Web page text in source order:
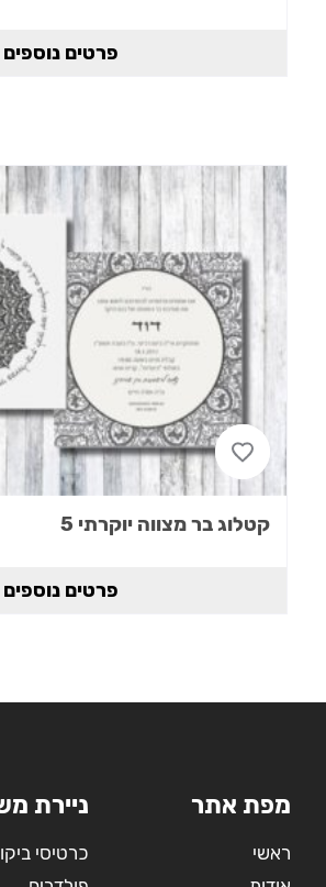
פרטים נוספים
קטלוג בר מצווה יוקרתי 5
פרטים נוספים
מפת אתר
ראשי
ניירת
כרטיסי